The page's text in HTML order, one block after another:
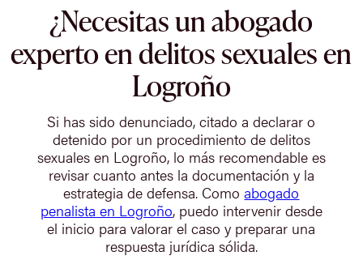
¿Necesitas un abogado
experto en delitos sexuales en
Logroño
Si has sido denunciado, citado a declarar o
detenido por un procedimiento de delitos
sexuales en Logroño, lo más recomendable es
revisar cuanto antes la documentación y la
estrategia de defensa. Comoabogado
penalista en Logroño, puedo intervenir desde
el inicio para valorar el caso y preparar una
respuesta jurídica sólida.